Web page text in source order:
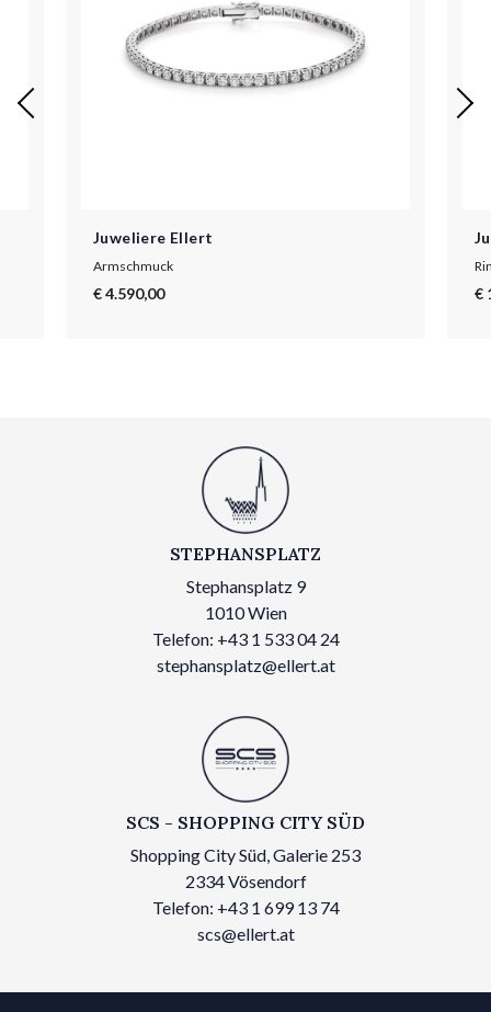
Juweliere Ellert
Armschmuck
€ 4.590,00 €
STEPHANSPLATZ
Stephansplatz 9
1010 Wien
Telefon: +43 1 533 04 24
stephansplatz@ellert.at
SCS - SHOPPING CITY SÜD
Shopping City Süd, Galerie 253
2334 Vösendorf
Telefon: +43 1 699 13 74
scs@ellert.at